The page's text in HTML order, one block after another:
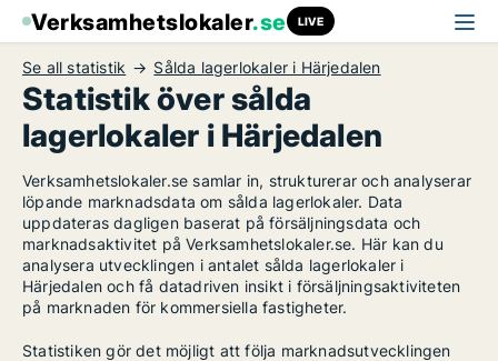
Verksamhetslokaler.se LIVE
Se all statistik Sålda lagerlokaler i Härjedalen
Statistik över sålda
lagerlokaler i Härjedalen
Verksamhetslokaler.se samlar in, strukturerar och analyserar
löpande marknadsdata om sålda lagerlokaler. Data
uppdateras dagligen baserat på försäljningsdata och
marknadsaktivitet på Verksamhetslokaler.se. Här kan du
analysera utvecklingen i antalet sålda lagerlokaler i
Härjedalen och få datadriven insikt i försäljningsaktiviteten
på marknaden för kommersiella fastigheter.
Statistiken gör det möjligt att följa marknadsutvecklingen